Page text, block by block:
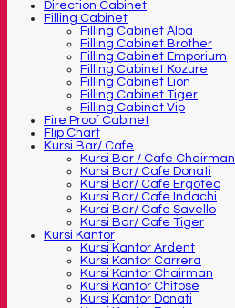
Direction Cabinet
Filling Cabinet
Filling Cabinet Alba
Filling Cabinet Brother
Filling Cabinet Emporium
Filling Cabinet Kozure
Filling Cabinet Lion
Filling Cabinet Tiger
Filling Cabinet Vip
Fire Proof Cabinet
Flip Chart
Kursi Bar/ Cafe
Kursi Bar / Cafe Chairman
Kursi Bar/ Cafe Donati
Kursi Bar/ Cafe Ergotec
Kursi Bar/ Cafe Indachi
Kursi Bar/ Cafe Savello
Kursi Bar/ Cafe Tiger
Kursi Kantor
Kursi Kantor Ardent
Kursi Kantor Carrera
Kursi Kantor Chairman
Kursi Kantor Chitose
Kursi Kantor Donati